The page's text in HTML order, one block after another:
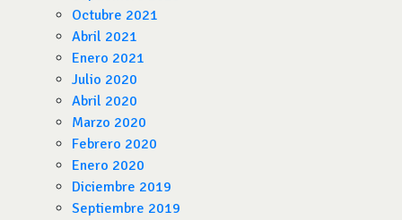
Octubre 2021
Abril 2021
Enero 2021
Julio 2020
Abril 2020
Marzo 2020
Febrero 2020
Enero 2020
Diciembre 2019
Septiembre 2019